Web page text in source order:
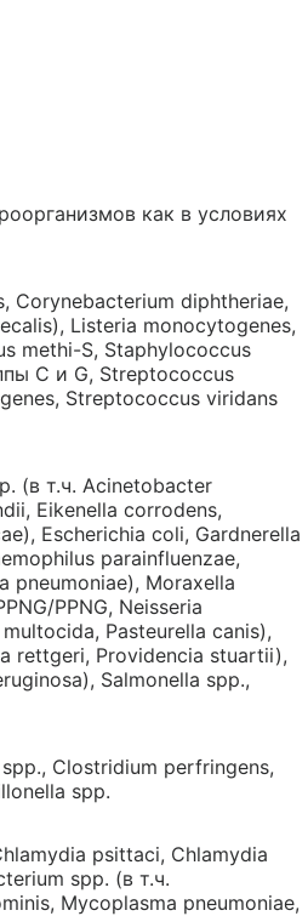
как в условиях
Corynebacterium diphtheriae,
Listeria monocytogenes,
methi-S, Staphylococcus
С и G, Streptococcus
Streptococcus viridans
(в т.ч. Acinetobacter
Eikenella corrodens,
Escherichia coli, Gardnerella
parainfluenzae,
pneumoniae), Moraxella
PPNG, Neisseria
Pasteurella canis),
rettgeri, Providencia stuartii),
Salmonella spp.,
Clostridium perfringens,
spp.
psittaci, Chlamydia
spp. (в т.ч.
Mycoplasma pneumoniae,